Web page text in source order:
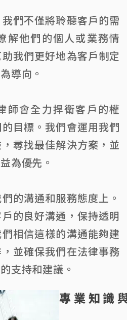
們不僅將聆聽客戶的需
解他們的個人或業務情
我們更好地為客戶制定
導向。
師會全力捍衛客戶的權
目標。我們會運用我們
尋找最佳解決方案，並
為優先。
的溝通和服務態度上。
的良好溝通，保持透明
相信這樣的溝通能夠建
並確保我們在法律事務
支持和建議。
專業知識